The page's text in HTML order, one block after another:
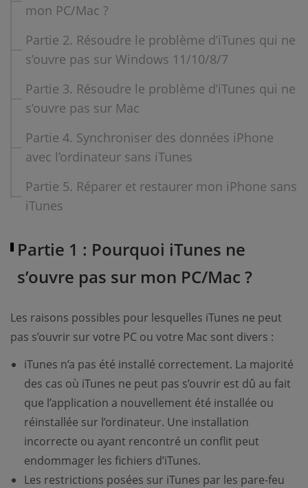
mon PC/Mac ?
Partie 2. Résoudre le problème d’iTunes qui ne
s’ouvre pas sur Windows 11/10/8/7
Partie 3. Résoudre le problème d’iTunes qui ne
s’ouvre pas sur Mac
Partie 4. Synchroniser des données iPhone
avec l’ordinateur sans iTunes
Partie 5. Réparer et restaurer mon iPhone sans
iTunes
Partie 1 : Pourquoi iTunes ne
s’ouvre pas sur mon PC/Mac ?
Les raisons possibles pour lesquelles iTunes ne peut
pas s’ouvrir sur votre PC ou votre Mac sont divers :
iTunes n’a pas été installé correctement. La majorité
des cas où iTunes ne peut pas s’ouvrir est dû au fait
que l’application a nouvellement été installée ou
réinstallée sur l’ordinateur. Une installation
incorrecte ou ayant rencontré un conflit peut
endommager les fichiers d’iTunes.
Les restrictions posées sur iTunes par les pare-feu